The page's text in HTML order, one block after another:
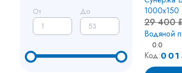
1
Смотреть все
От До
29 400
Водяной
0.0
Код: